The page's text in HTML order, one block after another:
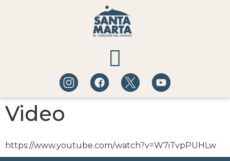
QUÉ HACER
A DÓNDE IR
Video
https://www.youtube.com/watch?v=W7iTvpPUHLw